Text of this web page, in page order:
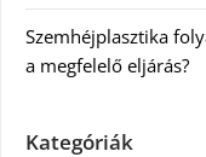
Szemhéjplasztika
a megfelelő eljárás?
Kategóriák